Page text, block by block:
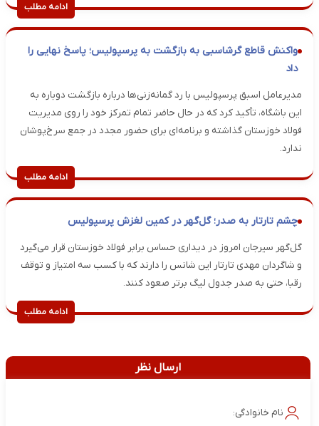
ادامه مطلب
واکنش قاطع گرشاسبی به بازگشت به پرسپولیس؛ پاسخ نهایی را
داد
مدیرعامل اسبق پرسپولیس با رد گمانه‌زنی‌ها درباره بازگشت دوباره به
این باشگاه، تأکید کرد که در حال حاضر تمام تمرکز خود را روی مدیریت
فولاد خوزستان گذاشته و برنامه‌ای برای حضور مجدد در جمع سرخ‌پوشان
ندارد.
ادامه مطلب
چشم تارتار به صدر؛ گل‌گهر در کمین لغزش پرسپولیس
گل‌گهر سیرجان امروز در دیداری حساس برابر فولاد خوزستان قرار می‌گیرد
و شاگردان مهدی تارتار این شانس را دارند که با کسب سه امتیاز و توقف
رقبا، حتی به صدر جدول لیگ برتر صعود کنند.
ادامه مطلب
ارسال نظر
نام خانوادگی: